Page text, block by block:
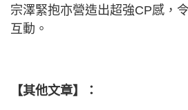
宗澤緊抱亦營造出超強CP感，
互動。
【其他文章】：